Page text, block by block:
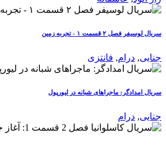
سریال لوسیفر فصل ۲ قسمت ۱ - تجربه زمین
جنایی, درام, فانتزی
سریال امدادگر: ماجراهای شبانه در لیورپول
جنایی, درام